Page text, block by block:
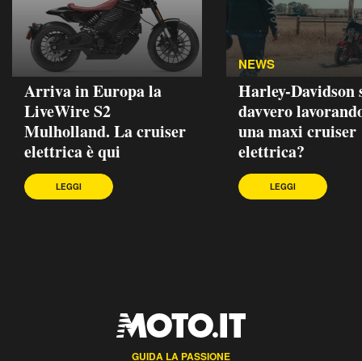
Arriva in Europa la
LiveWire S2
Mulholland. La cruiser
elettrica è qui
LEGGI
NEWS
Harley-Davidson
davvero
una maxi cruiser
elettrica?
LEGGI
GUIDA LA PASSIONE